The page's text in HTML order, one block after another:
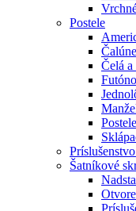
Postele
Čelá
Šatníkové